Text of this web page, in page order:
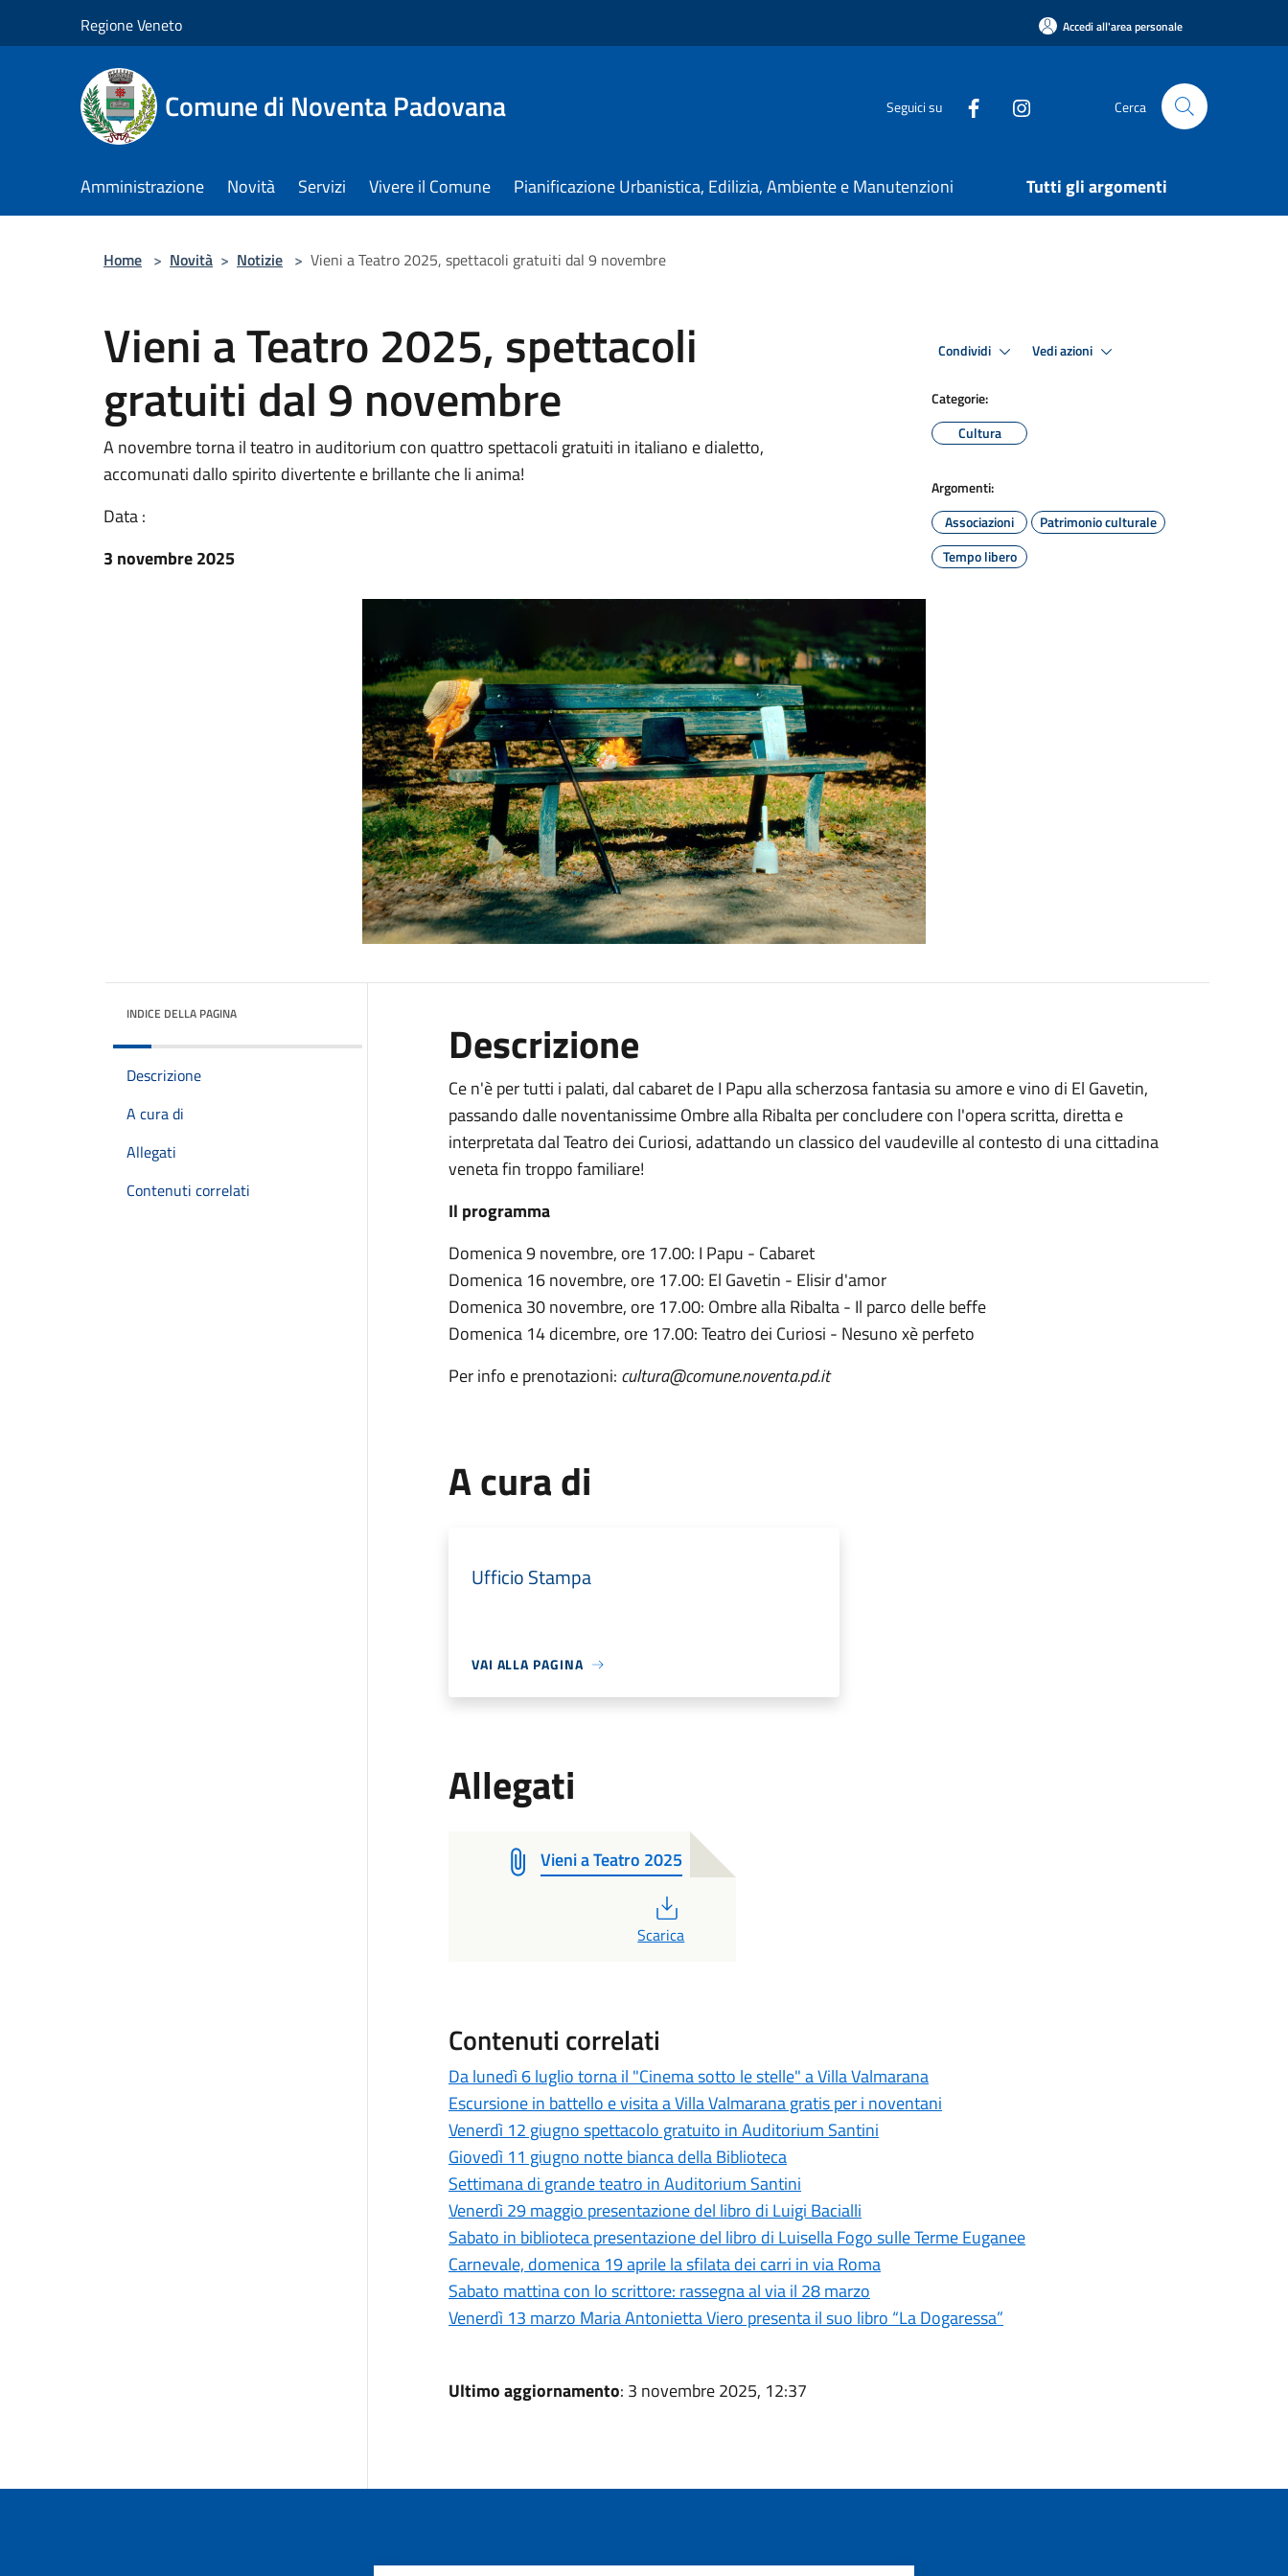
Regione Veneto Accedi all'area personale
Comune di Noventa Padovana Seguici su Cerca
Amministrazione Novità Servizi Vivere il Comune Pianificazione Urbanistica, Edilizia, Ambiente e Manutenzioni Tutti gli argomenti
Home > Novità > Notizie > Vieni a Teatro 2025, spettacoli gratuiti dal 9 novembre
Vieni a Teatro 2025, spettacoli
gratuiti dal 9 novembre
A novembre torna il teatro in auditorium con quattro spettacoli gratuiti in italiano e dialetto,
accomunati dallo spirito divertente e brillante che li anima!
Data :
3 novembre 2025
Condividi Vedi azioni
Categorie:
Cultura
Argomenti:
Associazioni
Patrimonio culturale
Tempo libero
INDICE DELLA PAGINA
Descrizione
A cura di
Allegati
Contenuti correlati
Descrizione
Ce n'è per tutti i palati, dal cabaret de I Papu alla scherzosa fantasia su amore e vino di El Gavetin,
passando dalle noventanissime Ombre alla Ribalta per concludere con l'opera scritta, diretta e
interpretata dal Teatro dei Curiosi, adattando un classico del vaudeville al contesto di una cittadina
veneta fin troppo familiare!
Il programma
Domenica 9 novembre, ore 17.00: I Papu - Cabaret
Domenica 16 novembre, ore 17.00: El Gavetin - Elisir d'amor
Domenica 30 novembre, ore 17.00: Ombre alla Ribalta - Il parco delle beffe
Domenica 14 dicembre, ore 17.00: Teatro dei Curiosi - Nesuno xè perfeto
Per info e prenotazioni: cultura@comune.noventa.pd.it
A cura di
Ufficio Stampa
VAI ALLA PAGINA
Allegati
Vieni a Teatro 2025
Scarica
Contenuti correlati
Da lunedì 6 luglio torna il "Cinema sotto le stelle" a Villa Valmarana
Escursione in battello e visita a Villa Valmarana gratis per i noventani
Venerdì 12 giugno spettacolo gratuito in Auditorium Santini
Giovedì 11 giugno notte bianca della Biblioteca
Settimana di grande teatro in Auditorium Santini
Venerdì 29 maggio presentazione del libro di Luigi Bacialli
Sabato in biblioteca presentazione del libro di Luisella Fogo sulle Terme Euganee
Carnevale, domenica 19 aprile la sfilata dei carri in via Roma
Sabato mattina con lo scrittore: rassegna al via il 28 marzo
Venerdì 13 marzo Maria Antonietta Viero presenta il suo libro “La Dogaressa”
Ultimo aggiornamento: 3 novembre 2025, 12:37